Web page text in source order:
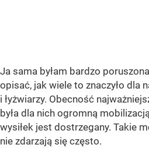
Ja sama byłam bardzo
opisać, jak wiele to znaczyło dla
i łyżwiarzy. Obecność
była dla nich ogromną
wysiłek jest dostrzegany. Takie
nie zdarzają się często.